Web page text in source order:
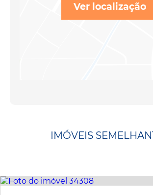
Ver localização
IMÓVEIS